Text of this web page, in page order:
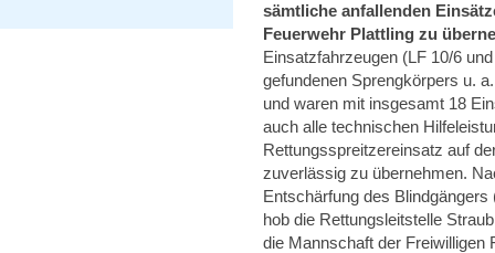
sämtliche anfallenden
Feuerwehr Plattling zu
Einsatzfahrzeugen (LF 10/6
gefundenen Sprengkörpers u.
und waren mit insgesamt 18
auch alle technischen
Rettungsspreitzereinsatz auf
zuverlässig zu übernehmen.
Entschärfung des
hob die Rettungsleitstelle
die Mannschaft der Freiwilligen